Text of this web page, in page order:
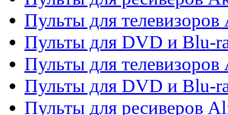
Пульты для телевизоров
Пульты для DVD и Blu-
Пульты для
Пульты для DVD и Blu-
Пульты для ресиверов